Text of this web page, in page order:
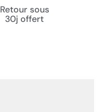
Retour sous
30j offert